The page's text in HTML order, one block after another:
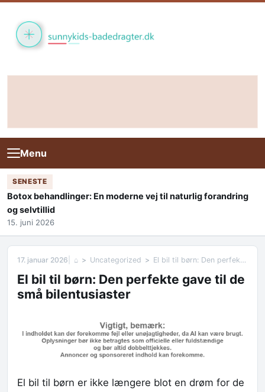
Menu
SENESTE
Botox behandlinger: En moderne vej til naturlig forandring
og selvtillid
15. juni 2026
17. januar 2026 ⌂ Uncategorized El bil til børn: Den perfekte gave til de små bilentusiaster
El bil til børn: Den perfekte gave til de
små bilentusiaster
El bil til børn er ikke længere blot en drøm for de